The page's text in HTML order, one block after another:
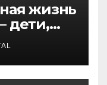
жизнь
дети,